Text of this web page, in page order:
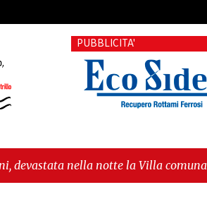
PUBBLICITA'
la Villa comunale. Il sindaco